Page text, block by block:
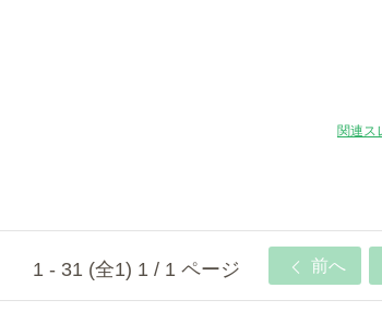
関連ス
1 - 31 (全1) 1 / 1 ページ 前へ